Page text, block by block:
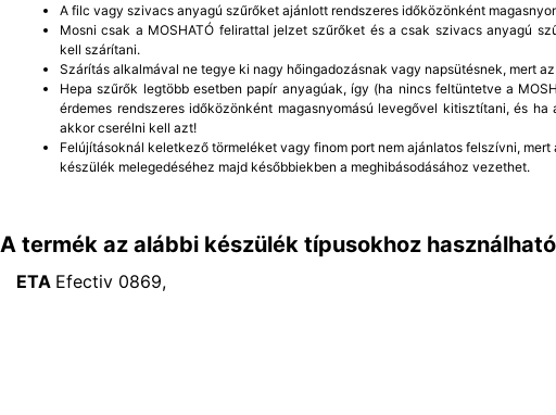
A filc vagy szivacs anyagú szűrőket ajánlott rendszeres időközönként
Mosni csak a MOSHATÓ felirattal jelzet szűrőket és a csak szivacs anyagú
kell szárítani.
Szárítás alkalmával ne tegye ki nagy hőingadozásnak vagy napsütésnek, mert
Hepa szűrők legtöbb esetben papír anyagúak, így (ha nincs feltüntetve a
érdemes rendszeres időközönként magasnyomású levegővel kitisztítani, és
akkor cserélni kell azt!
Felújításoknál keletkező törmeléket vagy finom port nem ajánlatos felszívni, mert
készülék melegedéséhez majd későbbiekben a meghibásodásához vezethet.
A termék az alábbi készülék típusokhoz
ETA Efectiv 0869,